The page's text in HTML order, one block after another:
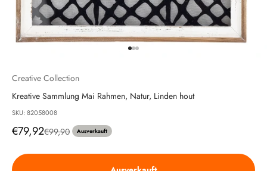
Creative Collection
Kreative Sammlung Mai Rahmen, Natur, Linden hout
SKU: 82058008
Angebot
€79,92Regulärer Preis
€99,90 Ausverkauft